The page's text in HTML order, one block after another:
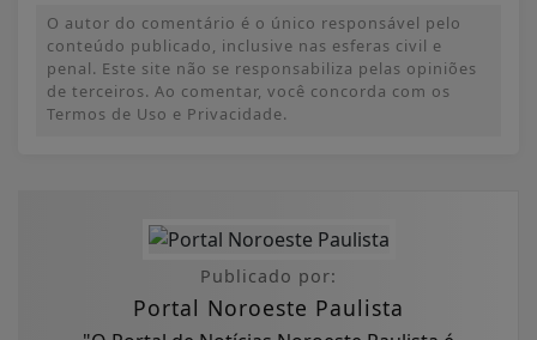
O autor do comentário é o único responsável pelo
conteúdo publicado, inclusive nas esferas civil e
penal. Este site não se responsabiliza pelas opiniões
de terceiros. Ao comentar, você concorda com os
Termos de Uso e Privacidade.
Publicado por:
Portal Noroeste Paulista